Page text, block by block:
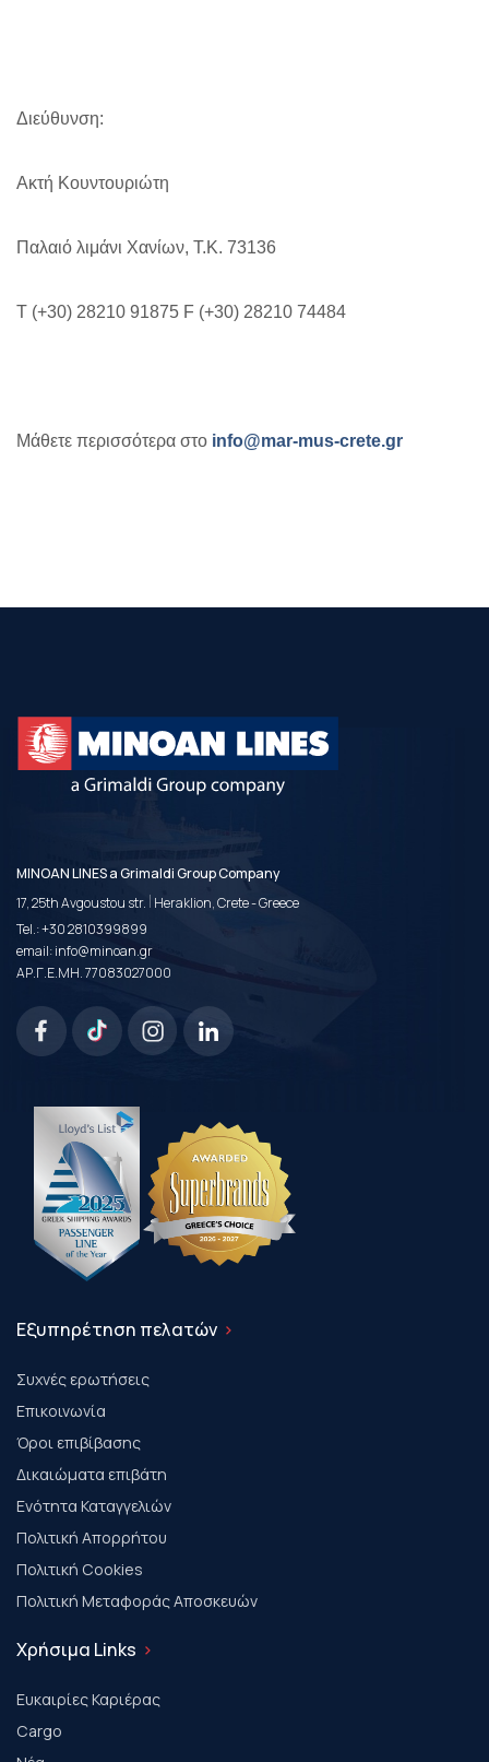
Διεύθυνση:
Ακτή Κουντουριώτη
Παλαιό λιμάνι Χανίων, Τ.Κ. 73136
Τ (+30) 28210 91875 F (+30) 28210 74484
Μάθετε περισσότερα στο info@mar-mus-crete.gr
MINOAN LINES a Grimaldi Group Company
17, 25th Avgoustou str. | Heraklion, Crete - Greece
Tel.:+30 2810399899
email:info@minoan.gr
ΑΡ.Γ.Ε.ΜΗ. 77083027000
Εξυπηρέτηση πελατών
Συχνές ερωτήσεις
Επικοινωνία
Όροι επιβίβασης
Δικαιώματα επιβάτη
Ενότητα Καταγγελιών
Πολιτική Απορρήτου
Πολιτική Cookies
Πολιτική Μεταφοράς Αποσκευών
Χρήσιμα Links
Ευκαιρίες Καριέρας
Cargo